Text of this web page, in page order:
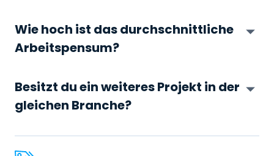
Wie hoch ist das durchschnittliche
Arbeitspensum?
Besitzt du ein weiteres Projekt in der
gleichen Branche?